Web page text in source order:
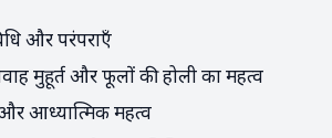
और परंपराएँ
मुहूर्त और फूलों की होली का महत्व
और आध्यात्मिक महत्व